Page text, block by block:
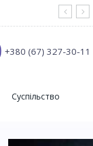
+380 (67) 327-30-11
Суспільство